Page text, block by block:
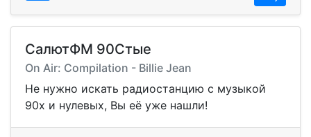
СалютФМ 90Стые
On Air: Compilation - Billie Jean
Не нужно искать радиостанцию с музыкой
90х и нулевых, Вы её уже нашли!